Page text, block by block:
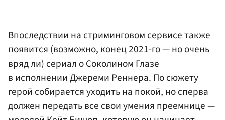
Впоследствии на стриминговом сервисе также
появится (возможно, конец 2021-го — но очень
вряд ли) сериал о Соколином Глазе
в исполнении Джереми Реннера. По сюжету
герой собирается уходить на покой, но сперва
должен передать все свои умения преемнице —